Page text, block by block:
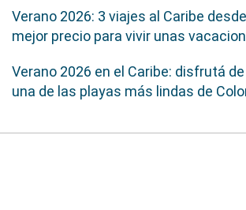
Verano 2026: 3 viajes al Caribe
mejor precio para vivir unas
Verano 2026 en el Caribe: disfrutá
una de las playas más lindas de